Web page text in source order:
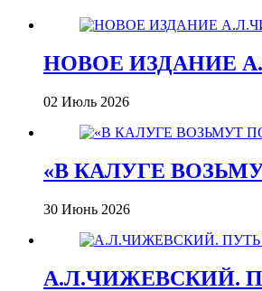
НОВОЕ ИЗДАНИЕ
02 Июль 2026
«В КАЛУГЕ
30 Июнь 2026
А.Л.ЧИЖЕВСКИЙ.